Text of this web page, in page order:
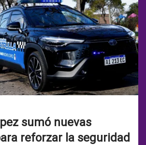
sumó nuevas
reforzar la seguridad